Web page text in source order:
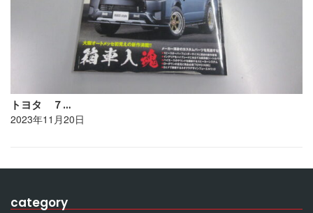
トヨタ ７…
2023年11月20日
category